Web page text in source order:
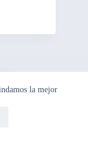
la mejor
de